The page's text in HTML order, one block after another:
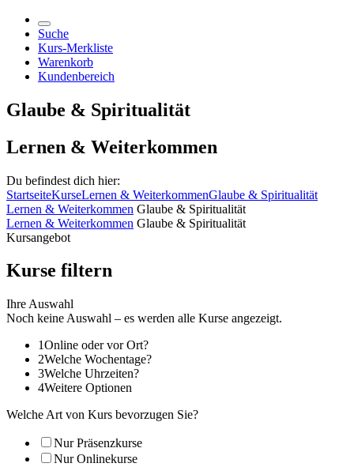
Suche
Kurs-Merkliste
Warenkorb
Kundenbereich
Glaube & Spiritualität
Lernen & Weiterkommen
Du befindest dich hier:
StartseiteKurseLernen & WeiterkommenGlaube & Spiritualität
Lernen & Weiterkommen Glaube & Spiritualität
Lernen & Weiterkommen Glaube & Spiritualität
Kursangebot
Kurse filtern
Ihre Auswahl
Noch keine Auswahl – es werden alle Kurse angezeigt.
1Online oder vor Ort?
2Welche Wochentage?
3Welche Uhrzeiten?
4Weitere Optionen
Welche Art von Kurs bevorzugen Sie?
Nur Präsenzkurse
Nur Onlinekurse